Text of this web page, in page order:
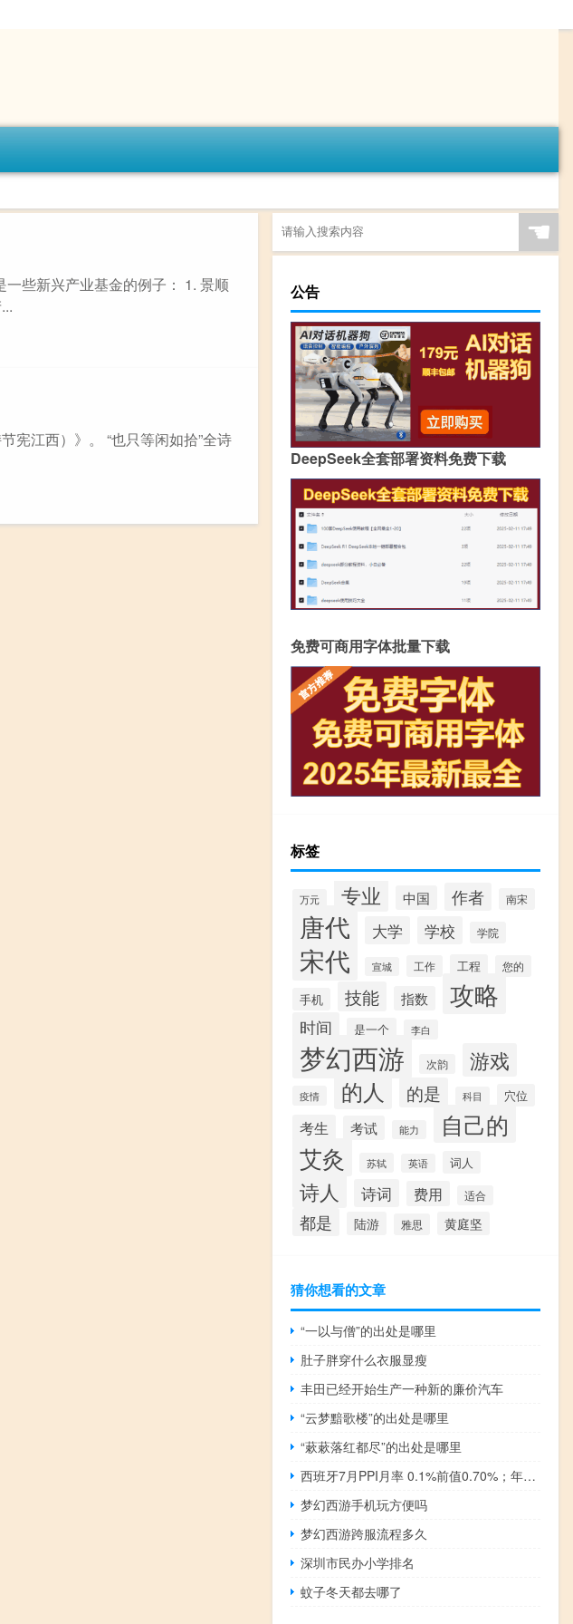
些新兴产业基金的例子： 1. 景顺
宪江西）》。 “也只等闲如拾”全诗
☚
公告
DeepSeek全套部署资料免费下载
免费可商用字体批量下载
标签
万元 专业 中国 作者 南宋
唐代 大学 学校 学院
宋代 宣城 工作 工程 您的
手机 技能 指数 攻略
时间 是一个 李白
梦幻西游 次韵 游戏
疫情 的人 的是 科目 穴位
考生 考试 能力
自己的
艾灸
苏轼 英语 词人
诗人 诗词 费用 适合
都是 陆游 雅思 黄庭坚
猜你想看的文章
“一以与僧”的出处是哪里
肚子胖穿什么衣服显瘦
丰田已经开始生产一种新的廉价汽车
“云梦黯歌楼”的出处是哪里
“蔌蔌落红都尽”的出处是哪里
西班牙7月PPI月率 0.1%前值0.70%；年率 -8.4%前值-8.10%
梦幻西游手机玩方便吗
梦幻西游跨服流程多久
深圳市民办小学排名
蚊子冬天都去哪了